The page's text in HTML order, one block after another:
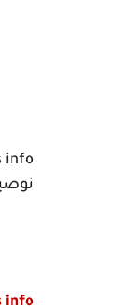
info
info